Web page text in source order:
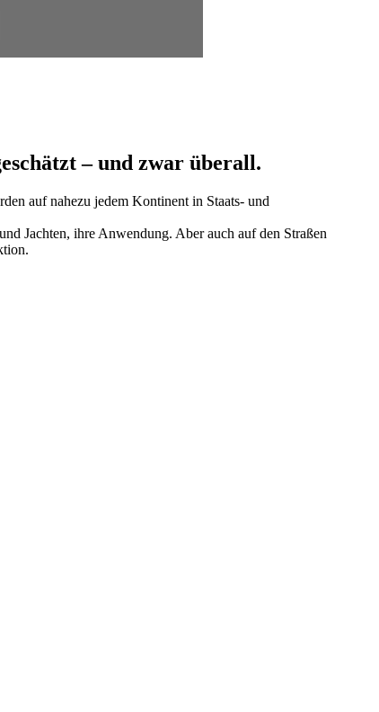
– und zwar überall.
auf nahezu jedem Kontinent in Staats- und
Jachten, ihre Anwendung. Aber auch auf den Straßen